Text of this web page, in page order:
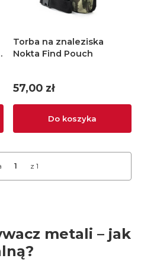
Torba na znaleziska
Nokta Find Pouch
Cena
57,00 zł
Do koszyka
z 1
metali – jak